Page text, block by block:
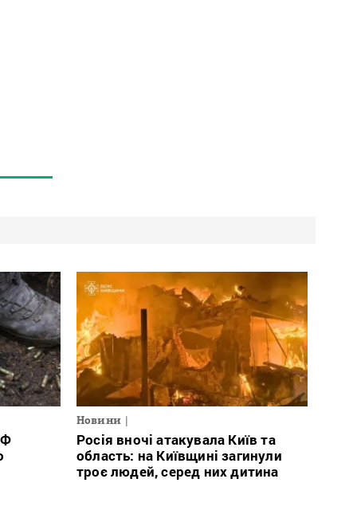
Новини
Росія вночі атакувала Київ та
область: на Київщині загинули
троє людей, серед них дитина